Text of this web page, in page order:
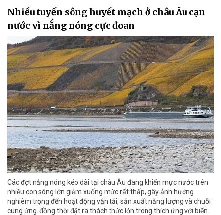
Nhiều tuyến sông huyết mạch ở châu Âu cạn
nước vì nắng nóng cực đoan
Các đợt nắng nóng kéo dài tại châu Âu đang khiến mực nước trên
nhiều con sông lớn giảm xuống mức rất thấp, gây ảnh hưởng
nghiêm trọng đến hoạt động vận tải, sản xuất năng lượng và chuỗi
cung ứng, đồng thời đặt ra thách thức lớn trong thích ứng với biến